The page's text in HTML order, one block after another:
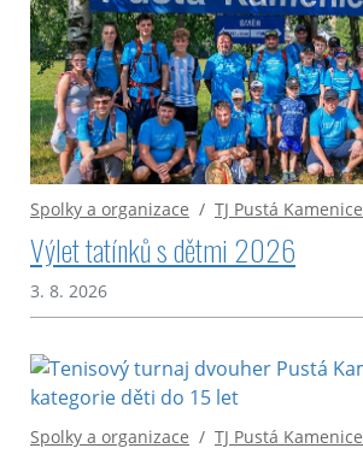
Spolky a organizace / TJ Pustá Kamenice
Výlet tatínků s dětmi 2026
3. 8. 2026
Spolky a organizace / TJ Pustá Kamenice